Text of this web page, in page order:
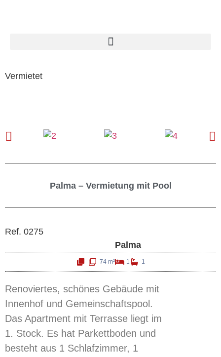
Vermietet
Palma – Vermietung mit Pool
Ref. 0275
Palma
74 m² 1 1
Renoviertes, schönes Gebäude mit
Innenhof und Gemeinschaftspool.
Das Apartment mit Terrasse liegt im
1. Stock. Es hat Parkettboden und
besteht aus 1 Schlafzimmer, 1